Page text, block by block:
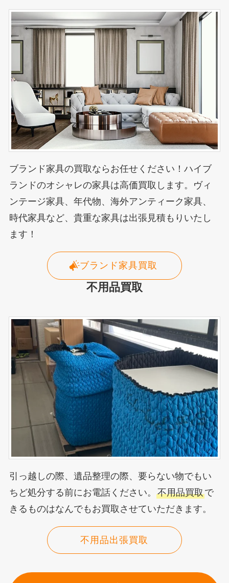
ブランド家具の買取ならお任せください！ハイブ
ランドのオシャレの家具は高価買取します。ヴィ
ンテージ家具、年代物、海外アンティーク家具、
時代家具など、貴重な家具は出張見積もりいたし
ます！
ブランド家具買取
不用品買取
引っ越しの際、遺品整理の際、要らない物でもい
ちど処分する前にお電話ください。 不用品買取で
きるものはなんでもお買取させていただきます。
不用品出張買取